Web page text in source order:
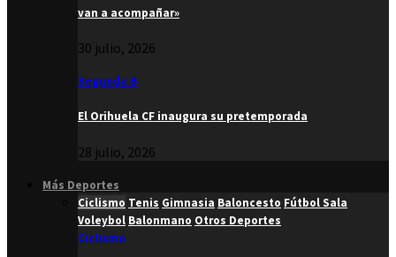
van a acompañar»
30 julio, 2026
Segunda B
El Orihuela CF inaugura su pretemporada
28 julio, 2026
Más Deportes
Ciclismo Tenis Gimnasia Baloncesto Fútbol Sala
Voleybol Balonmano Otros Deportes
Ciclismo